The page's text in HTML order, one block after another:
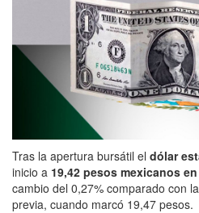
Tras la apertura bursátil el dólar
inicio a 19,42 pesos mexicanos
cambio del 0,27% comparado con
previa, cuando marcó 19,47 pesos.